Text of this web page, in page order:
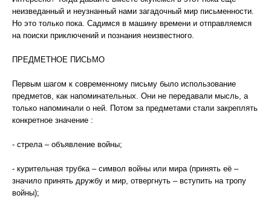
неизведанный и неузнанный нами загадочный мир письменности.
Но это только пока. Садимся в машину времени и отправляемся
на поиски приключений и познания неизвестного.
ПРЕДМЕТНОЕ ПИСЬМО
Первым шагом к современному письму было использование
предметов, как напоминательных. Они не передавали мысль, а
только напоминали о ней. Потом за предметами стали закреплять
конкретное значение :
- стрела – объявление войны;
- курительная трубка – символ войны или мира (принять её –
значило принять дружбу и мир, отвергнуть – вступить на тропу
войны);